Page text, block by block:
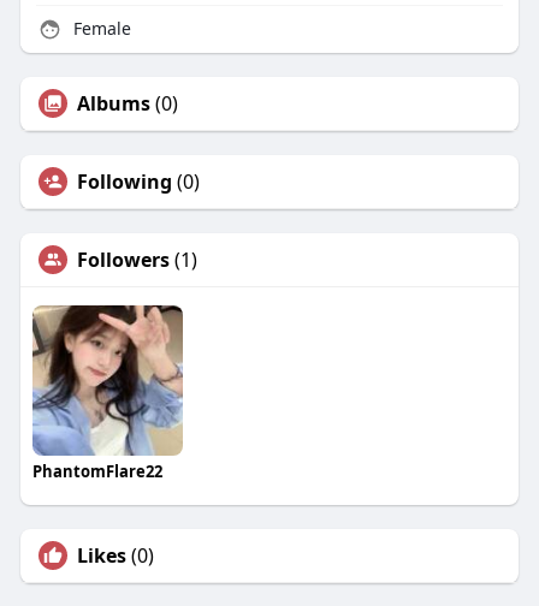
Female
Albums(0)
Following (0)
Followers(1)
PhantomFlare22
Likes(0)